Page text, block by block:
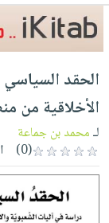
صدر
حديثاً
الأكثر
مبيعاً
جوائز
شحن
مخفض
عروض
خاصة
كتب
الكترونية
الرئيسية
صدر
حديثاً
الأكثر
مبيعاً
كتب
كتب
صوتية
الصفحة
الرئيسية
masmu3
بلا
أطفال
وناشئة
الحقد السياسي
الأخلاقية من
لـمحمد بن جماعة
(0)